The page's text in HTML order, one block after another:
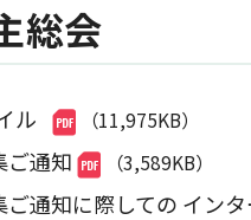
総会
ル （11,975KB）
ご通知 （3,589KB）
通知に際しての イン